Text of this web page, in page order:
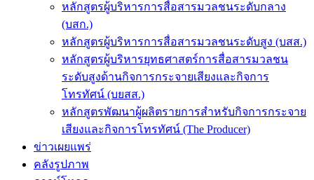
หลักสูตรผู้บริหารการสื่อสารมวลชนระดับกลาง
(บสก.)
หลักสูตรผู้บริหารการสื่อสารมวลชนระดับสูง (บสส.)
หลักสูตรผู้บริหารยุทธศาสตร์การสื่อสารมวลชน
ระดับสูงด้านกิจการกระจายเสียงและกิจการ
โทรทัศน์ (บยสส.)
หลักสูตรพัฒนาผู้ผลิตรายการสำหรับกิจการกระจาย
เสียงและกิจการโทรทัศน์ (The Producer)
ข่าวเผยแพร่
คลังรูปภาพ